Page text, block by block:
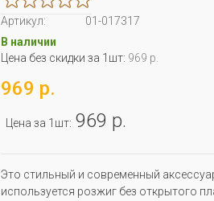
Артикул:
01-017317
В наличии
Цена без скидки за 1шт: 969 р.
969 р.
Цена за 1шт: 969 р.
Это стильный и современный
используется розжиг без открытого